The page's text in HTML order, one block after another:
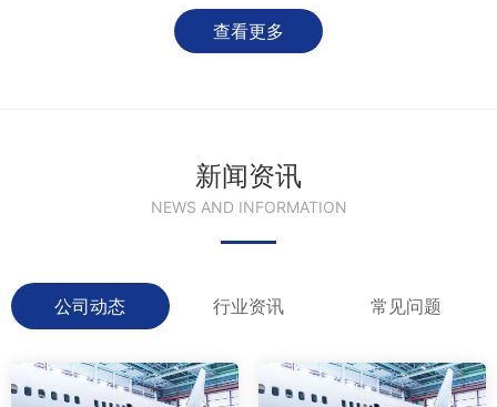
查看更多
新闻资讯
NEWS AND INFORMATION
公司动态 行业资讯 常见问题